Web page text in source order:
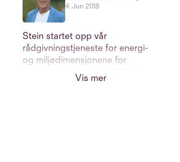
4. Jun 2018
Stein startet opp vår
rådgivningstjeneste for energi-
og miljødimensjonene for
næringseiendom i år 2015. Han
er utdannet sivilingeniør fra
Vis mer